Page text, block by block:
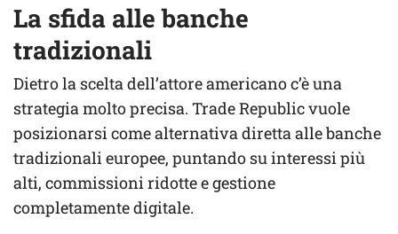
La sfida alle banche
tradizionali
Dietro la scelta dell’attore americano c’è una
strategia molto precisa. Trade Republic vuole
posizionarsi come alternativa diretta alle banche
tradizionali europee, puntando su interessi più
alti, commissioni ridotte e gestione
completamente digitale.